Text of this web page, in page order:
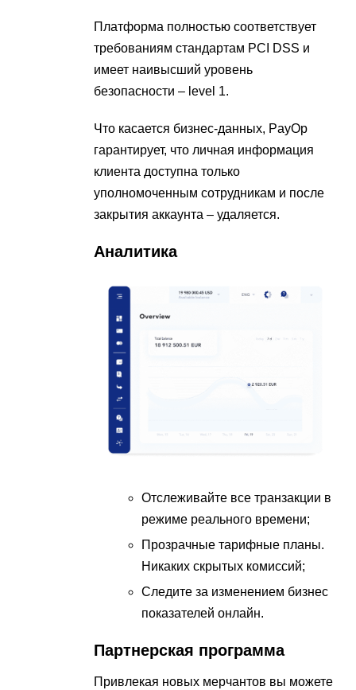
Платформа полностью соответствует
требованиям стандартам PCI DSS и
имеет наивысший уровень
безопасности – level 1.
Что касается бизнес-данных, PayOp
гарантирует, что личная информация
клиента доступна только
уполномоченным сотрудникам и после
закрытия аккаунта – удаляется.
Аналитика
Отслеживайте все транзакции в
режиме реального времени;
Прозрачные тарифные планы.
Никаких скрытых комиссий;
Следите за изменением бизнес
показателей онлайн.
Партнерская программа
Привлекая новых мерчантов вы можете